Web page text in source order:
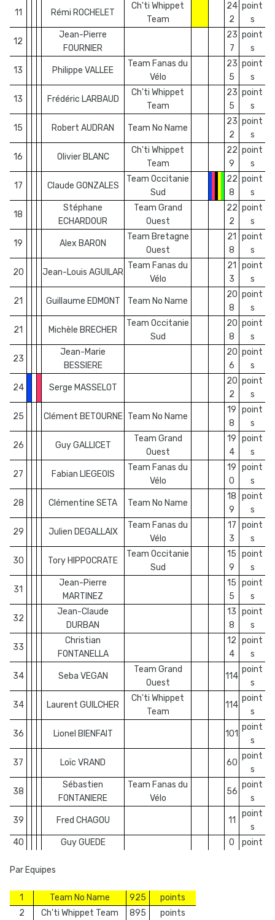
11 Rémi ROCHELET
Ch'ti Whippet
Team
24
2
point
s
12
Jean-Pierre
FOURNIER
23
7
point
s
13 Philippe VALLEE
Team Fanas du
Vélo
23
5
point
s
13 Frédéric LARBAUD
Ch'ti Whippet
Team
23
5
point
s
15 Robert AUDRAN Team No Name
23
2
point
s
16 Olivier BLANC
Ch'ti Whippet
Team
22
9
point
s
17 Claude GONZALES
Team Occitanie
Sud
22
8
point
s
18
Stéphane
ECHARDOUR
Team Grand
Ouest
22
2
point
s
19 Alex BARON
Team Bretagne
Ouest
21
8
point
s
20 Jean-Louis AGUILAR
Team Fanas du
Vélo
21
3
point
s
21 Guillaume EDMONT Team No Name
20
8
point
s
21 Michèle BRECHER
Team Occitanie
Sud
20
8
point
s
23
Jean-Marie
BESSIERE
20
6
point
s
24 Serge MASSELOT
20
2
point
s
25 Clément BETOURNE Team No Name
19
8
point
s
26 Guy GALLICET
Team Grand
Ouest
19
4
point
s
27 Fabian LIEGEOIS
Team Fanas du
Vélo
19
0
point
s
28 Clémentine SETA Team No Name
18
9
point
s
29 Julien DEGALLAIX
Team Fanas du
Vélo
17
3
point
s
30 Tory HIPPOCRATE
Team Occitanie
Sud
15
9
point
s
31
Jean-Pierre
MARTINEZ
15
5
point
s
32
Jean-Claude
DURBAN
13
8
point
s
33
Christian
FONTANELLA
12
4
point
s
34 Seba VEGAN
Team Grand
Ouest
114
point
s
34 Laurent GUILCHER
Ch'ti Whippet
Team
114
point
s
36 Lionel BIENFAIT 101
point
s
37 Loïc VRAND 60
point
s
38
Sébastien
FONTANIERE
Team Fanas du
Vélo
56
point
s
39 Fred CHAGOU 11
point
s
40
Guy GUEDE 0 point
Par Equipes
1 Team No Name 925
points
2
Ch'ti Whippet Team 895 points